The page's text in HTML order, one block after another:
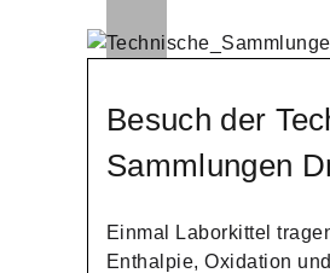
Besuch der
Sammlungen
Einmal Laborkittel
Enthalpie, Oxidation